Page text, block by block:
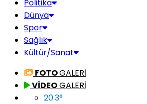
Politika
Dünya
Spor
Sağlık
Kültür/Sanat
FOTOGALERİ
VİDEOGALERİ
20.3°